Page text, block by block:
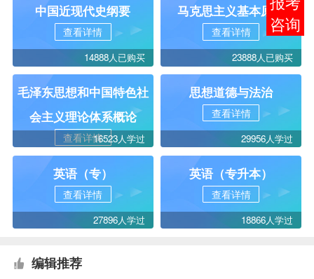
中国近现代史纲要
查看详情
14888人已购买
马克思主义基本原理
查看详情
23888人已购买
毛泽东思想和中国特色社
会主义理论体系概论
查看详情16523人学过
思想道德与法治
查看详情
29956人学过
英语（专）
查看详情
27896人学过
英语（专升本）
查看详情
18866人学过
编辑推荐
咨询